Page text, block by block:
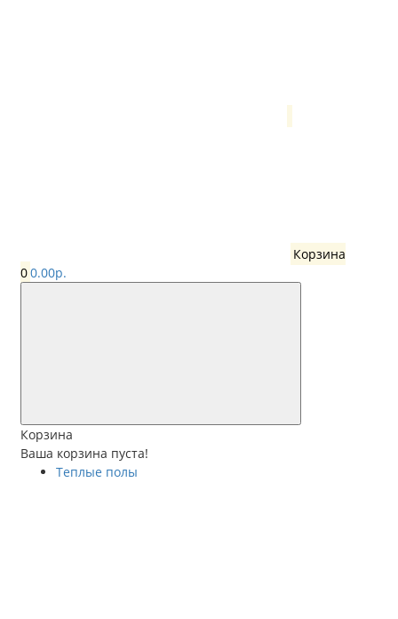
Корзина
00.00р.
Корзина
Ваша корзина пуста!
Теплые полы